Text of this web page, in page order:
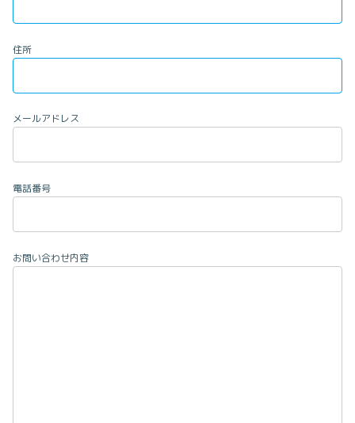
住所
メールアドレス
電話番号
お問い合わせ内容